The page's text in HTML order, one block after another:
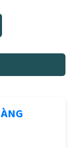
Bí – Helena